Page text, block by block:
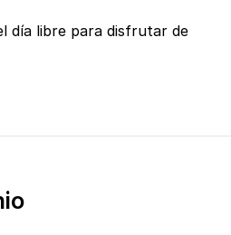
día libre para disfrutar de